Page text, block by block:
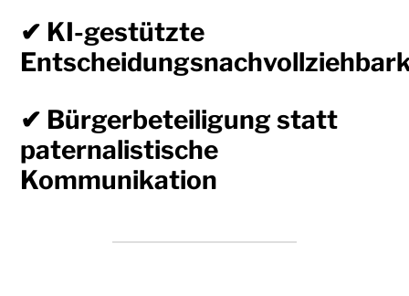
✔ KI-gestützte
✔ Bürgerbeteiligung statt
paternalistische
Kommunikation